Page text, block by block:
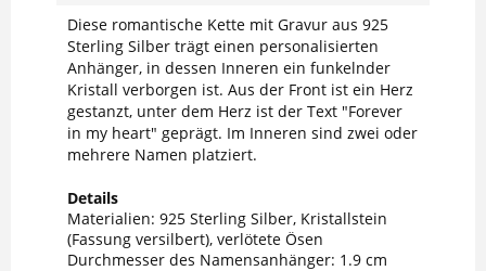
Diese romantische Kette mit Gravur aus 925
Sterling Silber trägt einen personalisierten
Anhänger, in dessen Inneren ein funkelnder
Kristall verborgen ist. Aus der Front ist ein Herz
gestanzt, unter dem Herz ist der Text "Forever
in my heart" geprägt. Im Inneren sind zwei oder
mehrere Namen platziert.
Details
Materialien: 925 Sterling Silber, Kristallstein
(Fassung versilbert), verlötete Ösen
Durchmesser des Namensanhänger: 1.9 cm